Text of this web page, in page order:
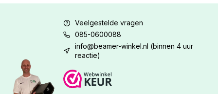
Veelgestelde vragen
085-0600088
info@beamer-winkel.nl (binnen 4 uur
reactie)